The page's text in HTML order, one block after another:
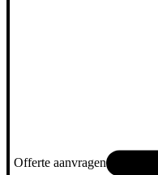
Offerte aanvragen